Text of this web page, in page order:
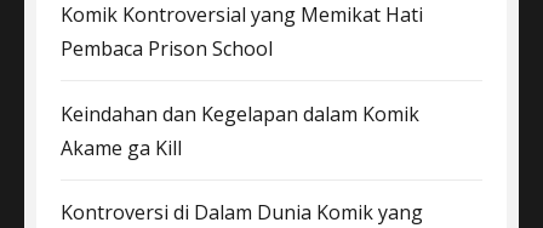
Komik Kontroversial yang Memikat Hati
Pembaca Prison School
Keindahan dan Kegelapan dalam Komik
Akame ga Kill
Kontroversi di Dalam Dunia Komik yang